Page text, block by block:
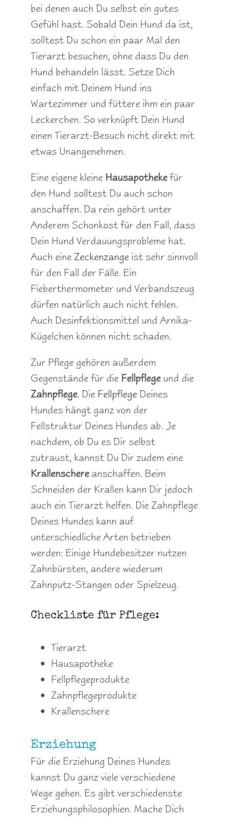
bei denen auch Du selbst ein gutes
Gefühl hast. Sobald Dein Hund da ist,
solltest Du schon ein paar Mal den
Tierarzt besuchen, ohne dass Du den
Hund behandeln lässt. Setze Dich
einfach mit Deinem Hund ins
Wartezimmer und füttere ihm ein paar
Leckerchen. So verknüpft Dein Hund
einen Tierarzt-Besuch nicht direkt mit
etwas Unangenehmen.
Eine eigene kleine Hausapothekefür
den Hund solltest Du auch schon
anschaffen. Da rein gehört unter
Anderem Schonkost für den Fall, dass
Dein Hund Verdauungsprobleme hat.
Auch eineZeckenzange ist sehr sinnvoll
für den Fall der Fälle. Ein
Fieberthermometer und Verbandszeug
dürfen natürlich auch nicht fehlen.
Auch Desinfektionsmittel und Arnika-
Kügelchen können nicht schaden.
Zur Pflege gehören außerdem
Gegenstände für die Fellpflegeund die
Zahnpflege. Die Fellpflege Deines
Hundes hängt ganz von der
Fellstruktur Deines Hundes ab. Je
nachdem, ob Du es Dir selbst
zutraust, kannst Du Dir zudem eine
Krallenschereanschaffen. Beim
Schneiden der Krallen kann Dir jedoch
auch ein Tierarzt helfen. Die Zahnpflege
Deines Hundes kann auf
unterschiedliche Arten betrieben
werden: Einige Hundebesitzer nutzen
Zahnbürsten, andere wiederum
Zahnputz-Stangen oder Spielzeug.
Checkliste für Pflege:
Tierarzt
Hausapotheke
Fellpflegeprodukte
Zahnpflegeprodukte
Krallenschere
Erziehung
Für die Erziehung Deines Hundes
kannst Du ganz viele verschiedene
Wege gehen. Es gibt verschiedenste
Erziehungsphilosophien. Mache Dich